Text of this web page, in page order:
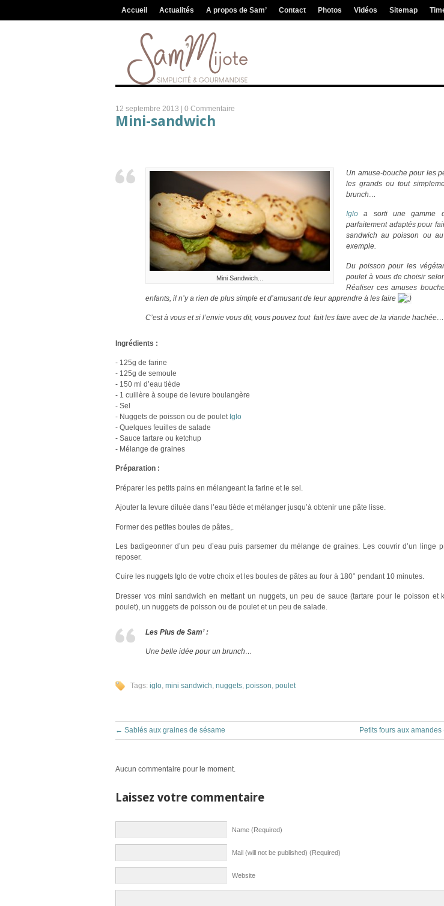
Accueil Actualités A propos de Sam’ Contact Photos Vidéos Sitemap
12 septembre 2013 | 0 Commentaire
Mini-sandwich
Mini Sandwich...
Un amuse-bouche pour les
les grands ou tout
brunch…
Iglo a sorti une gamme
parfaitement adaptés pour
sandwich au poisson ou
exemple.
Du poisson pour les
poulet à vous de choisir
Réaliser ces amuses
enfants, il n’y a rien de plus simple et d’amusant de leur apprendre à les faire
C’est à vous et si l’envie vous dit, vous pouvez tout fait les faire avec de la viande hachée…
Ingrédients :
- 125g de farine
- 125g de semoule
- 150 ml d’eau tiède
- 1 cuillère à soupe de levure boulangère
- Sel
- Nuggets de poisson ou de poulet Iglo
- Quelques feuilles de salade
- Sauce tartare ou ketchup
- Mélange de graines
Préparation :
Préparer les petits pains en mélangeant la farine et le sel.
Ajouter la levure diluée dans l’eau tiède et mélanger jusqu’à obtenir une pâte lisse.
Former des petites boules de pâtes,.
Les badigeonner d’un peu d’eau puis parsemer du mélange de graines. Les couvrir d’un linge
reposer.
Cuire les nuggets Iglo de votre choix et les boules de pâtes au four à 180° pendant 10 minutes.
Dresser vos mini sandwich en mettant un nuggets, un peu de sauce (tartare pour le poisson et
poulet), un nuggets de poisson ou de poulet et un peu de salade.
Les Plus de Sam’ :
Une belle idée pour un brunch…
Tags: iglo, mini sandwich, nuggets, poisson, poulet
← Sablés aux graines de sésame Petits fours aux amandes
Aucun commentaire pour le moment.
Laissez votre commentaire
Name (Required)
Mail (will not be published) (Required)
Website